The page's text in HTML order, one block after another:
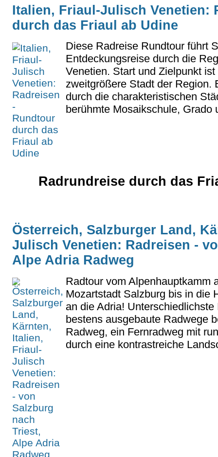
Italien, Friaul-Julisch Venetien:
durch das Friaul ab Udine
Diese Radreise Rundtour führt
Entdeckungsreise durch die
Venetien. Start und Zielpunkt
zweitgrößere Stadt der Region.
durch die charakteristischen
berühmte Mosaikschule, Grado
Radrundreise durch das
Österreich, Salzburger Land,
Julisch Venetien: Radreisen -
Alpe Adria Radweg
Radtour vom Alpenhauptkamm
Mozartstadt Salzburg bis in die
an die Adria!
bestens ausgebaute Radwege
Radweg, ein Fernradweg mit
durch eine kontrastreiche